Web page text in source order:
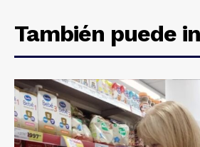
También puede